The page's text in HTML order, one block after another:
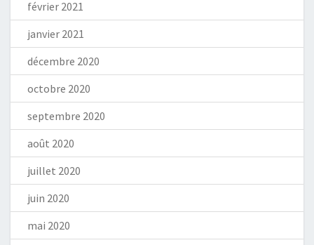
février 2021
janvier 2021
décembre 2020
octobre 2020
septembre 2020
août 2020
juillet 2020
juin 2020
mai 2020